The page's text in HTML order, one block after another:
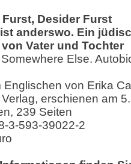
Furst, Desider Furst
anderswo. Ein
Vater und Tochter
Else.
Englischen von Erika
erschienen am
239 Seiten
3-593-39022-2